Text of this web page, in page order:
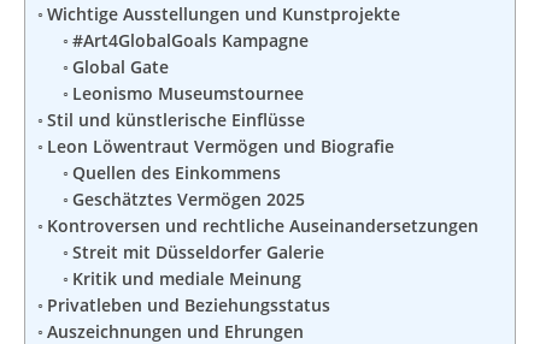
Wichtige Ausstellungen und Kunstprojekte
#Art4GlobalGoals Kampagne
Global Gate
Leonismo Museumstournee
Stil und künstlerische Einflüsse
Leon Löwentraut Vermögen und Biografie
Quellen des Einkommens
Geschätztes Vermögen 2025
Kontroversen und rechtliche Auseinandersetzungen
Streit mit Düsseldorfer Galerie
Kritik und mediale Meinung
Privatleben und Beziehungsstatus
Auszeichnungen und Ehrungen